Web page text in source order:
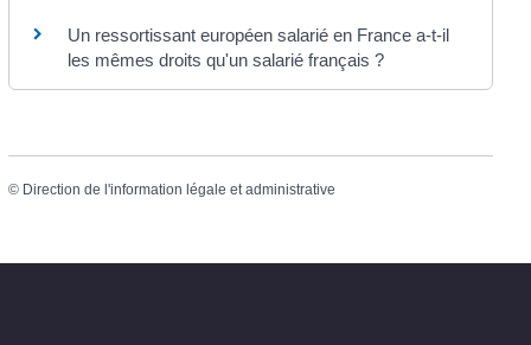
Un ressortissant européen salarié en France a-t-il
les mêmes droits qu'un salarié français ?
© Direction de l'information légale et administrative